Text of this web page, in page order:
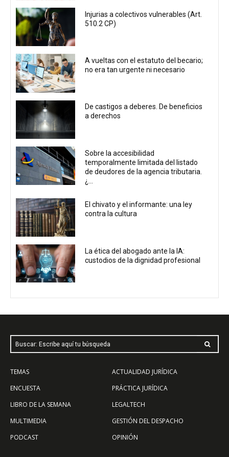
Injurias a colectivos vulnerables (Art.
510.2 CP)
A vueltas con el estatuto del becario;
no era tan urgente ni necesario
De castigos a deberes. De beneficios
a derechos
Sobre la accesibilidad
temporalmente limitada del listado
de deudores de la agencia tributaria.
¿...
El chivato y el informante: una ley
contra la cultura
La ética del abogado ante la IA:
custodios de la dignidad profesional
Buscar: Escribe aquí tu búsqueda
TEMAS
ENCUESTA
LIBRO DE LA SEMANA
MULTIMEDIA
PODCAST
ACTUALIDAD JURÍDICA
PRÁCTICA JURÍDICA
LEGALTECH
GESTIÓN DEL DESPACHO
OPINIÓN